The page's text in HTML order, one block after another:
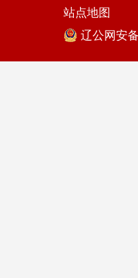
站点地图
辽公网安